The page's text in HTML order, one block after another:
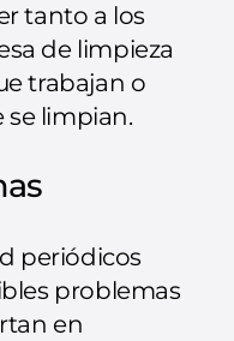
tanto a los
de limpieza
trabajan o
se limpian.
periódicos
problemas
en